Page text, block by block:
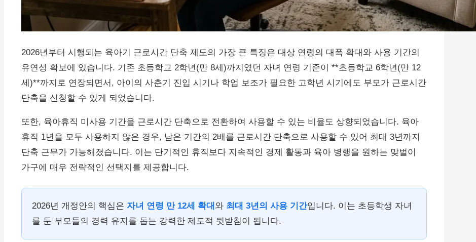
2026년부터 시행되는 육아기 근로시간 단축 제도의 가장 큰 특징은 대상 연령의 대폭 확대와 사용 기간의
유연성 확보에 있습니다. 기존 초등학교 2학년(만 8세)까지였던 자녀 연령 기준이 **초등학교 6학년(만 12
세)**까지로 연장되면서, 아이의 사춘기 진입 시기나 학업 보조가 필요한 고학년 시기에도 부모가 근로시간
단축을 신청할 수 있게 되었습니다.
또한, 육아휴직 미사용 기간을 근로시간 단축으로 전환하여 사용할 수 있는 비율도 상향되었습니다. 육아
휴직 1년을 모두 사용하지 않은 경우, 남은 기간의 2배를 근로시간 단축으로 사용할 수 있어 최대 3년까지
단축 근무가 가능해졌습니다. 이는 단기적인 휴직보다 지속적인 경제 활동과 육아 병행을 원하는 맞벌이
가구에 매우 전략적인 선택지를 제공합니다.
2026년 개정안의 핵심은 자녀 연령 만 12세 확대 와 최대 3년의 사용 기간입니다. 이는 초등학생 자녀
를 둔 부모들의 경력 유지를 돕는 강력한 제도적 뒷받침이 됩니다.